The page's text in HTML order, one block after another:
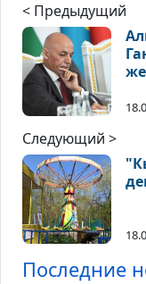
< Предыдущий
Следующий >
Последние